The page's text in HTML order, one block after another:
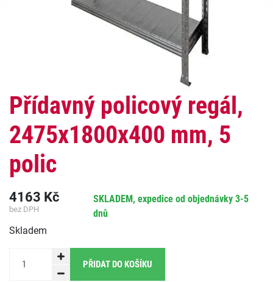
Přídavný policový regál,
2475x1800x400 mm, 5
polic
4163 Kč
bez DPH
SKLADEM, expedice od objednávky 3-5
dnů
Skladem
PŘIDAT DO KOŠÍKU